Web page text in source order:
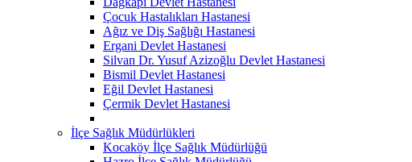
Çocuk Hastalıkları Hastanesi
Ağız ve Diş Sağlığı Hastanesi
Ergani Devlet Hastanesi
Silvan Dr. Yusuf Azizoğlu Devlet Hastanesi
Bismil Devlet Hastanesi
Eğil Devlet Hastanesi
Çermik Devlet Hastanesi
İlçe Sağlık Müdürlükleri
Kocaköy İlçe Sağlık Müdürlüğü